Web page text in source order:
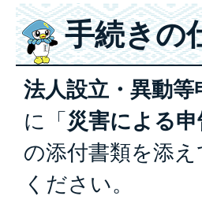
手続きの
法人設立・異動等
に「災害による
の添付書類を添
ください。